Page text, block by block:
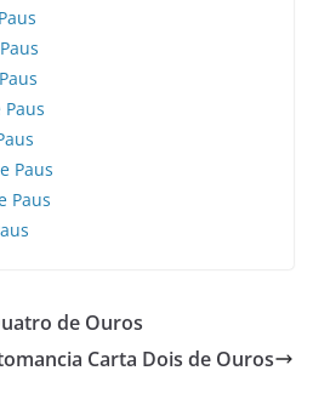
Paus
Paus
de Ouros
Carta Dois de Ouros